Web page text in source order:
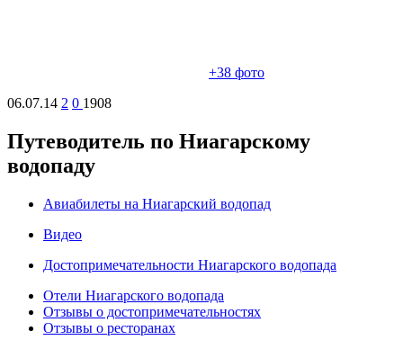
+38 фото
06.07.14 2 0 1908
Путеводитель по Ниагарскому
водопаду
Авиабилеты на Ниагарский водопад
Видео
Достопримечательности Ниагарского водопада
Отели Ниагарского водопада
Отзывы о достопримечательностях
Отзывы о ресторанах